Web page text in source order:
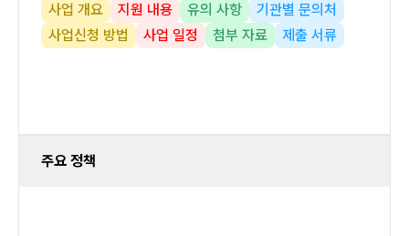
사업 개요
지원 내용 유의 사항
기관별 문의처
사업신청 방법
사업 일정 첨부 자료 제출 서류
주요 정책